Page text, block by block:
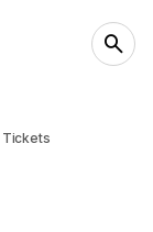
Tickets